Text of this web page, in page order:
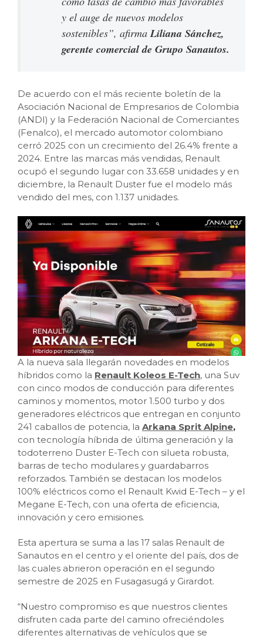
y el auge de nuevos modelos
sostenibles”, afirmaLiliana Sánchez,
gerente comercial de Grupo Sanautos.
De acuerdo con el más reciente boletín de la
Asociación Nacional de Empresarios de Colombia
(ANDI) y la Federación Nacional de Comerciantes
(Fenalco), el mercado automotor colombiano
cerró 2025 con un crecimiento del 26.4% frente a
2024. Entre las marcas más vendidas, Renault
ocupó el segundo lugar con 33.658 unidades y en
diciembre, la Renault Duster fue el modelo más
vendido del mes, con 1.137 unidades.
A la nueva sala llegarán novedades en modelos
híbridos como la Renault Koleos E-Tech, una Suv
con cinco modos de conducción para diferentes
caminos y momentos, motor 1.500 turbo y dos
generadores eléctricos que entregan en conjunto
241 caballos de potencia, la Arkana Sprit Alpine,
con tecnología híbrida de última generación y la
todoterreno Duster E-Tech con silueta robusta,
barras de techo modulares y guardabarros
reforzados. También se destacan los modelos
100% eléctricos como el Renault Kwid E-Tech – y el
Megane E-Tech, con una oferta de eficiencia,
innovación y cero emisiones.
Esta apertura se suma a las 17 salas Renault de
Sanautos en el centro y el oriente del país, dos de
las cuales abrieron operación en el segundo
semestre de 2025 en Fusagasugá y Girardot.
“Nuestro compromiso es que nuestros clientes
disfruten cada parte del camino ofreciéndoles
diferentes alternativas de vehículos que se